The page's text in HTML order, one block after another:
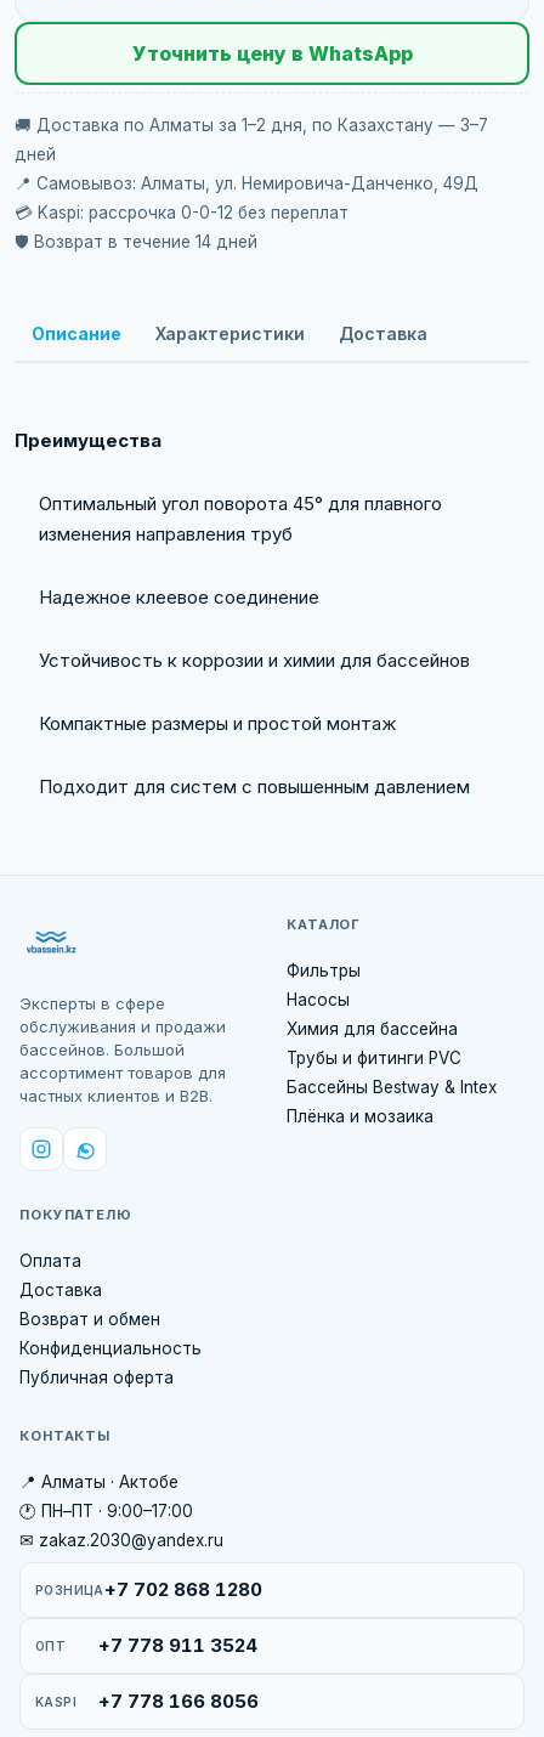
Уточнить цену в WhatsApp
🚚 Доставка по Алматы за 1–2 дня, по Казахстану — 3–7
дней
📍 Самовывоз: Алматы, ул. Немировича-Данченко, 49Д
💳 Kaspi: рассрочка 0-0-12 без переплат
🛡️ Возврат в течение 14 дней
Описание Характеристики Доставка
Преимущества
Оптимальный угол поворота 45° для плавного
изменения направления труб
Надежное клеевое соединение
Устойчивость к коррозии и химии для бассейнов
Компактные размеры и простой монтаж
Подходит для систем с повышенным давлением
Эксперты в сфере
обслуживания и продажи
бассейнов. Большой
ассортимент товаров для
частных клиентов и B2B.
КАТАЛОГ
Фильтры
Насосы
Химия для бассейна
Трубы и фитинги PVC
Бассейны Bestway & Intex
Плёнка и мозаика
ПОКУПАТЕЛЮ
Оплата
Доставка
Возврат и обмен
Конфиденциальность
Публичная оферта
КОНТАКТЫ
📍 Алматы · Актобе
🕐 ПН–ПТ · 9:00–17:00
✉ zakaz.2030@yandex.ru
РОЗНИЦА +7 702 868 1280
ОПТ +7 778 911 3524
KASPI +7 778 166 8056